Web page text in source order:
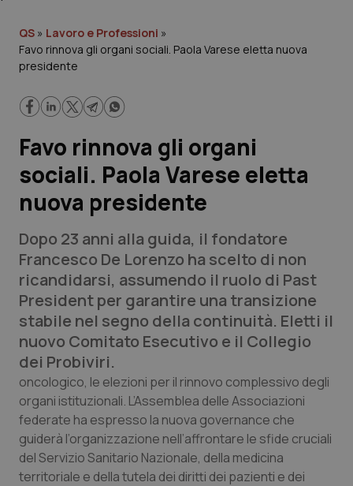
Governo e Parlamento
Regioni e Asl
Lavoro e Professioni
Scienza e Farmaci
Studi e Analisi
Lettere al direttore
Edizioni Regionali
QS Pro
Professionisti Sanitari.AI
Abruzzo
Basilicata
QS Pro Gold
Artrite & artrosi
QS Club Newsletter
QS » Lavoro e Professioni »
Favo rinnova gli organi sociali. Paola Varese eletta nuova
presidente
Favo rinnova gli organi
sociali. Paola Varese eletta
nuova presidente
Dopo 23 anni alla guida, il fondatore
Francesco De Lorenzo ha scelto di non
ricandidarsi, assumendo il ruolo di Past
President per garantire una transizione
stabile nel segno della continuità. Eletti il
nuovo Comitato Esecutivo e il Collegio
dei Probiviri.
oncologico, le elezioni per il rinnovo complessivo degli
organi istituzionali. L’Assemblea delle Associazioni
federate ha espresso la nuova governance che
guiderà l’organizzazione nell’affrontare le sfide cruciali
del Servizio Sanitario Nazionale, della medicina
territoriale e della tutela dei diritti dei pazienti e dei